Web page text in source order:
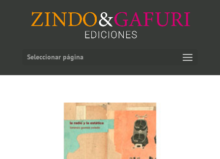
Seleccionar página